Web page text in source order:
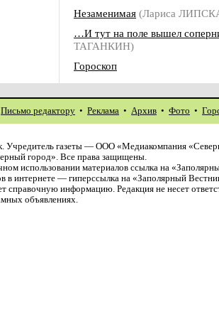
Незаменимая (Лариса
…И тут на поле вышел
ТАГАНКИН)
Гороскоп
Письмо редактору • Реклама • Архив • Фото •
. Учредитель газеты — ООО «Медиакомпания
город». Все права защищены.
использовании материалов ссылка на
в интернете — гиперссылка на «Заполярный
справочную информацию. Редакция не несет
объявлениях.